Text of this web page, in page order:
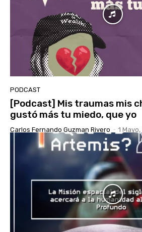
PODCAST
[Podcast] Mis traumas mis
gustó más tu miedo, que yo
Carlos Fernando Guzman Rivero - 1